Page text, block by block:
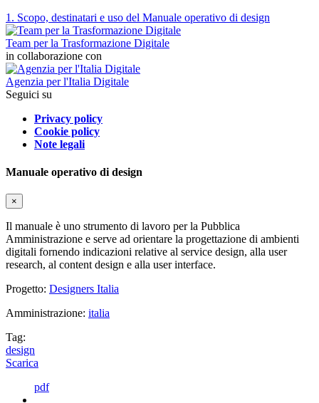
1. Scopo, destinatari e uso del Manuale operativo di design
Team per la Trasformazione Digitale
in collaborazione con
Agenzia per l'Italia Digitale
Seguici su
Privacy policy
Cookie policy
Note legali
Manuale operativo di design
×
Il manuale è uno strumento di lavoro per la Pubblica
Amministrazione e serve ad orientare la progettazione di ambienti
digitali fornendo indicazioni relative al service design, alla user
research, al content design e alla user interface.
Progetto: Designers Italia
Amministrazione: italia
Tag:
design
Scarica
pdf